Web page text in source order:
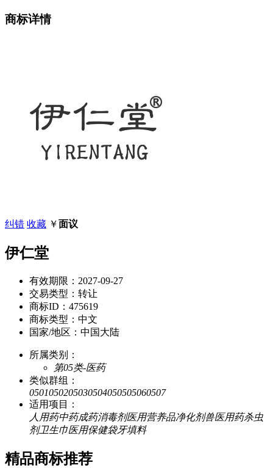
商标详情
纠错 收藏 ￥面议
伊仁堂
有效期限： 2027-09-27
交易类型： 转让
商标ID： 475619
商标类型： 中文
国家/地区： 中国大陆
所属类别：
第05类-医药
类似群组：
0501050205030504050505060507
适用项目：
人用药中药成药消毒剂医用营养品净化剂兽医用药杀虫
剂卫生巾医用保健袋牙填料
精品商标推荐